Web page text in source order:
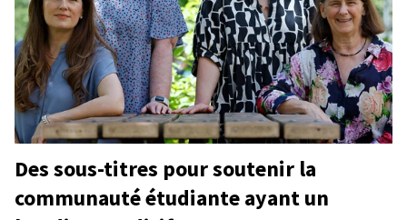
Des sous-titres pour soutenir la
communauté étudiante ayant un